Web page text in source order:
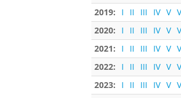
2019:
I II III IV V
2020:
I II III IV V
2021:
I II III IV V
2022:
I II III IV V
2023:
I II III IV V